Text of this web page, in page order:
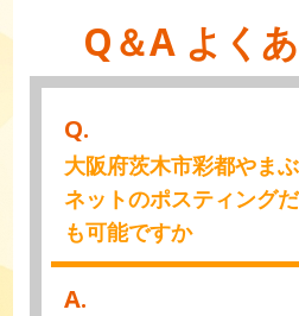
Q＆A よく
Q.
大阪府茨木市彩都やま
ネットのポスティング
も可能ですか
A.